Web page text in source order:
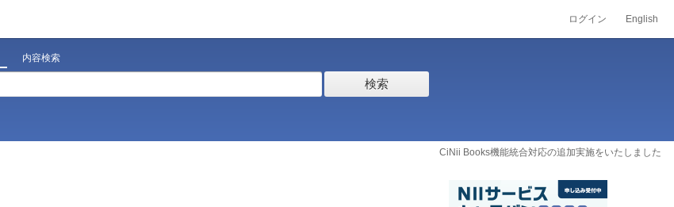
ログイン English
内容検索
検索
CiNii Books機能統合対応の追加実施をいたしました